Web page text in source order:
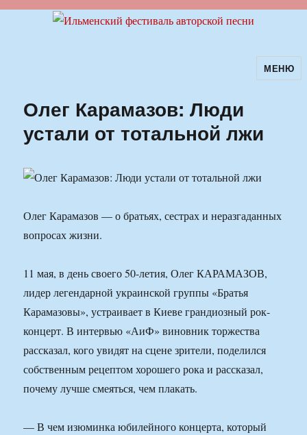
Ильменский фестиваль авторскойМЕНЮ
Олег Карамазов: Люди
устали от тотальной лжи
Олег Карамазов — о братьях, сестрах и неразгаданных
вопросах жизни.
11 мая, в день своего 50-летия, Олег КАРАМАЗОВ,
лидер легендарной украинской группы «Братья
Карамазовы», устраивает в Киеве грандиозный рок-
концерт. В интервью «АиФ» виновник торжества
рассказал, кого увидят на сцене зрители, поделился
собственным рецептом хорошего рока и рассказал,
почему лучше смеяться, чем плакать.
— В чем изюминка юбилейного концерта, который